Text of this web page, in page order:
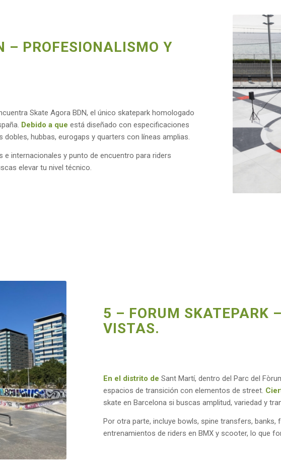
– PROFESIONALISMO Y
Skate Agora BDN, el único skatepark homologado
Debido a que está diseñado con especificaciones
hubbas, eurogaps y quarters con líneas amplias.
internacionales y punto de encuentro para riders
elevar tu nivel técnico.
5 – FORUM SKATEPARK
VISTAS.
En el distrito de Sant Martí, dentro del Parc del
espacios de transición con elementos de street.
skate en Barcelona si buscas amplitud, variedad y
Por otra parte, incluye bowls, spine transfers, banks,
entrenamientos de riders en BMX y scooter, lo que